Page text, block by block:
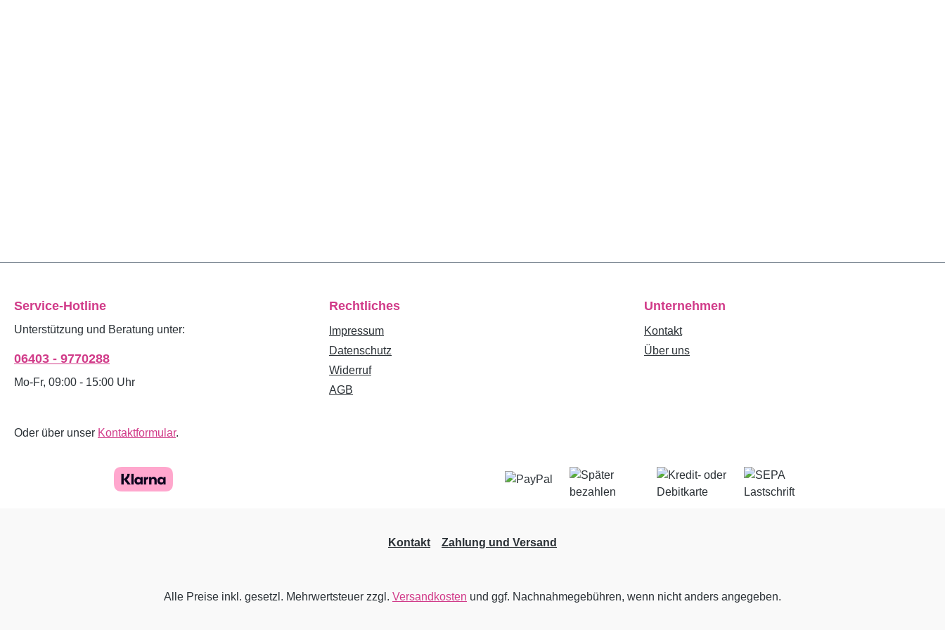
Service-Hotline
Unterstützung und Beratung unter:
06403 - 9770288
Mo-Fr, 09:00 - 15:00 Uhr
Oder über unser Kontaktformular.
Rechtliches
Impressum
Datenschutz
Widerruf
AGB
Unternehmen
Kontakt
Über uns
Kontakt Zahlung und Versand
Alle Preise inkl. gesetzl. Mehrwertsteuer zzgl. Versandkosten und ggf. Nachnahmegebühren, wenn nicht anders angegeben.